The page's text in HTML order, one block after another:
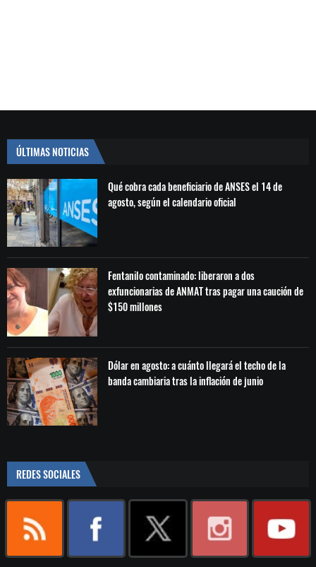
ÚLTIMAS NOTICIAS
Qué cobra cada beneficiario de ANSES el 14 de
agosto, según el calendario oficial
Fentanilo contaminado: liberaron a dos
exfuncionarias de ANMAT tras pagar una caución de
$150 millones
Dólar en agosto: a cuánto llegará el techo de la
banda cambiaria tras la inflación de junio
REDES SOCIALES